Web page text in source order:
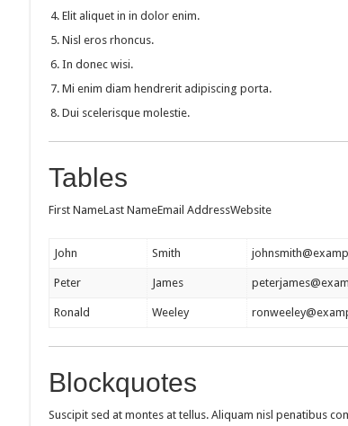
Elit aliquet in in dolor enim.
Nisl eros rhoncus.
In donec wisi.
Mi enim diam hendrerit adipiscing porta.
Dui scelerisque molestie.
Tables
First NameLast NameEmail AddressWebsite
John Smith
Peter James
Ronald Weeley
Blockquotes
Suscipit sed at montes at tellus. Aliquam nisl penatibus